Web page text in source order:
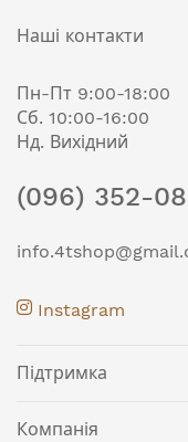
Наші контакти
Пн-Пт 9:00-18:00
Сб. 10:00-16:00
Нд. Вихідний
(096) 352-
Instagram
Підтримка
Компанія